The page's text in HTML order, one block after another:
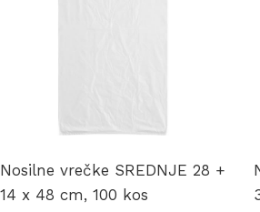
Nosilne vrečke SREDNJE 28 +
14 x 48 cm, 100 kos